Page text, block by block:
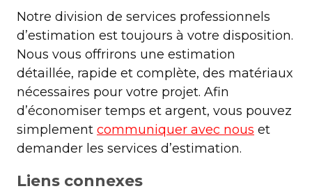
Notre division de services professionnels
d’estimation est toujours à votre disposition.
Nous vous offrirons une estimation
détaillée, rapide et complète, des matériaux
nécessaires pour votre projet. Afin
d’économiser temps et argent, vous pouvez
simplement communiquer avec nous et
demander les services d’estimation.
Liens connexes